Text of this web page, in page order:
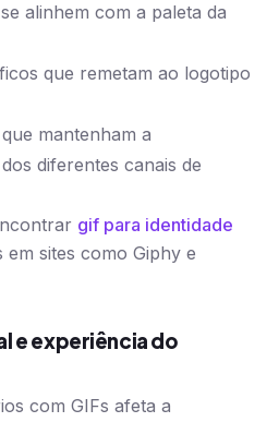
alinhem com a paleta da
que remetam ao logotipo
mantenham a
diferentes canais de
gif para identidade
em sites como Giphy e
e experiência do
com GIFs afeta a